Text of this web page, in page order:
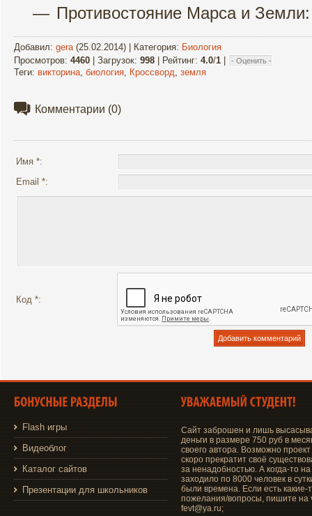
Противостояние Марса и
Добавил: gera (25.02.2014) | Категория: Биология
Просмотров: 4460 | Загрузок: 998 | Рейтинг: 4.0/1 |
Теги: викторина биология Кроссворд земля
Комментарии (0)
Имя *:
Email *:
Код *:
Flash игры
Видеоблог
Каталог сайтов
Презентации для школьников
Сайт заброшен и лишь
деньги в размере 750 руб в
своего автора. Возможно проект
скоро прекратит своё
за ненадобностью. А когда-то на
заходило по 8000 человек в
были времена. Если есть какие-
пожелания/вопросы, пишите на
fevt@ya.ru;